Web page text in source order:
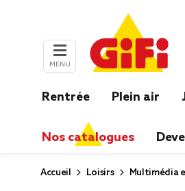
MENU
Rentrée Plein air
Nos catalogues
Accueil Loisirs Multimédia